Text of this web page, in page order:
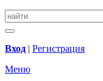
Вход | Регистрация
Меню